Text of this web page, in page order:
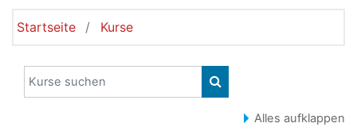
Startseite Kurse
Kurse suchen
KURSE SUCHEN
Alles aufklappen